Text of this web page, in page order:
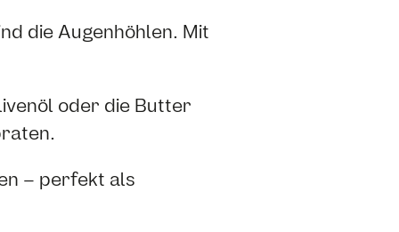
die Augenhöhlen. Mit
oder die Butter
– perfekt als